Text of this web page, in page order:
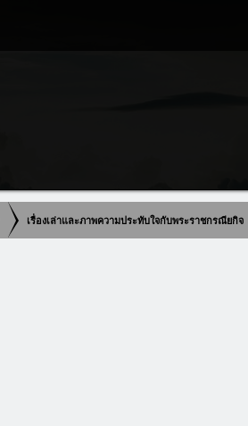
เรื่องเล่าและภาพความประทับใจกับพระราชกรณียกิจ